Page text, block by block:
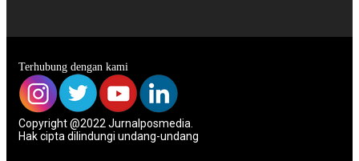
Terhubung dengan kami
Copyright @2022 Jurnalposmedia.
Hak cipta dilindungi undang-undang